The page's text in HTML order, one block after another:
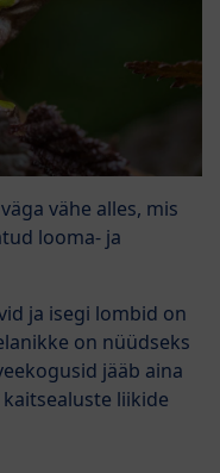
vähe alles, mis
looma- ja
ja isegi lombid on
on nüüdseks
jääb aina
liikide